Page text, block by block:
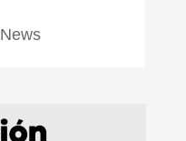
News